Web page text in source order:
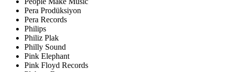
Pera Prodüksiyon
Pera Records
Philips
Philiz Plak
Philly Sound
Pink Elephant
Pink Floyd Records